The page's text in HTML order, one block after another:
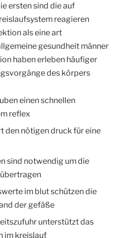
ersten sind die auf
reagieren
als eine art
gesundheit männer
haben erleben häufiger
des körpers
einen schnellen
reflex
den nötigen druck für eine
sind notwendig um die
im blut schützen die
der gefäße
unterstützt das
im kreislauf